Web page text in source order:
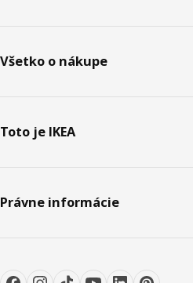
Všetko o nákupe
Toto je IKEA
Právne informácie